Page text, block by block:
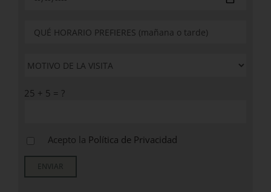
25 + 5 = ?
Acepto la Política de Privacidad